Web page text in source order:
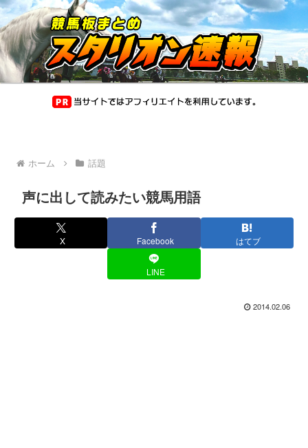
ホーム 話題
声に出して読みたい競馬用語
X Facebook はてブ
LINE
2014.02.06